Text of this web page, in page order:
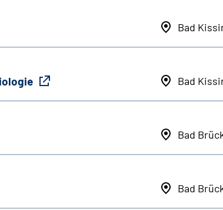
Bad
Bad
Bad
Bad